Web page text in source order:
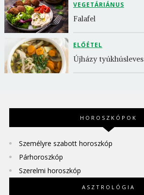
VEGETÁRIÁNUS
Falafel
ELŐÉTEL
Újházy tyúkhúsleves
HOROSZKÓPOK
Személyre szabott horoszkóp
Párhoroszkóp
Szerelmi horoszkóp
ASZTROLÓGIA